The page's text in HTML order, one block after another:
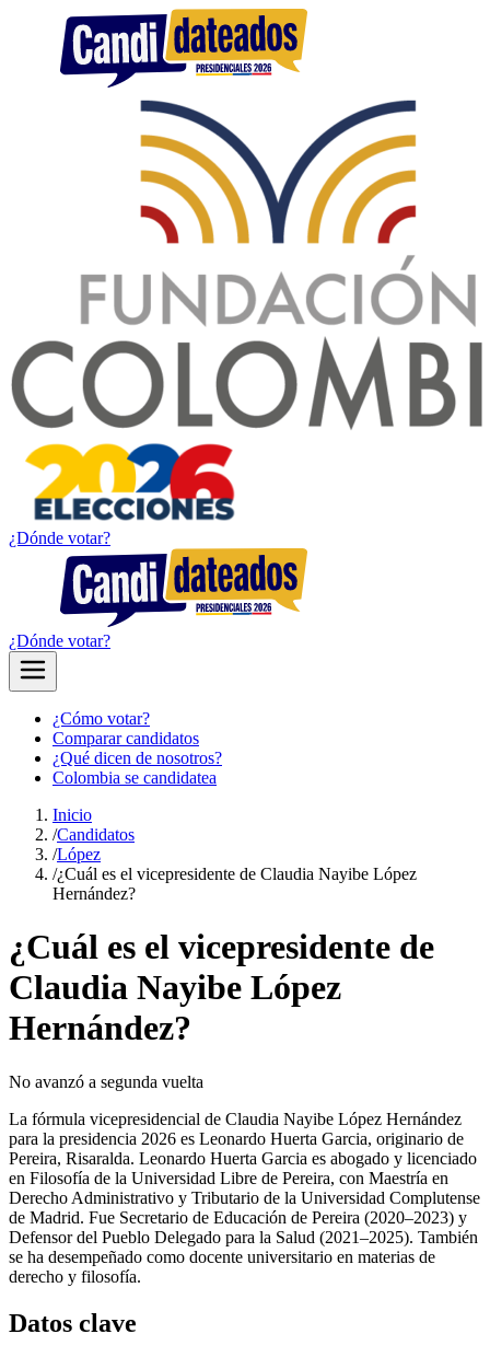
¿Dónde votar?
¿Dónde votar?
¿Cómo votar?
Comparar candidatos
¿Qué dicen de nosotros?
Colombia se candidatea
Inicio
/Candidatos
/López
/¿Cuál es el vicepresidente de Claudia Nayibe López
Hernández?
¿Cuál es el vicepresidente de
Claudia Nayibe López
Hernández?
No avanzó a segunda vuelta
La fórmula vicepresidencial de Claudia Nayibe López Hernández
para la presidencia 2026 es Leonardo Huerta Garcia, originario de
Pereira, Risaralda. Leonardo Huerta Garcia es abogado y licenciado
en Filosofía de la Universidad Libre de Pereira, con Maestría en
Derecho Administrativo y Tributario de la Universidad Complutense
de Madrid. Fue Secretario de Educación de Pereira (2020–2023) y
Defensor del Pueblo Delegado para la Salud (2021–2025). También
se ha desempeñado como docente universitario en materias de
derecho y filosofía.
Datos clave